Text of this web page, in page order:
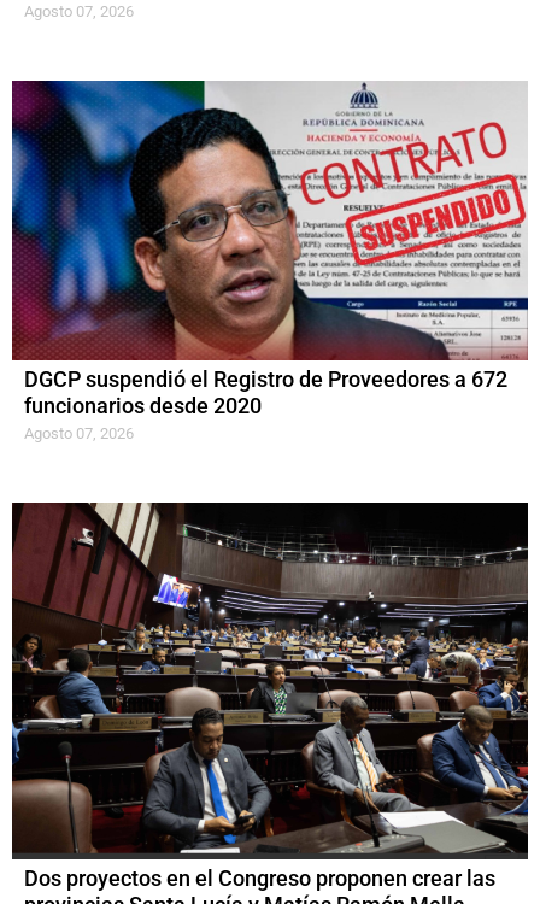
Agosto 07, 2026
DGCP suspendió el Registro de Proveedores a 672
funcionarios desde 2020
Agosto 07, 2026
Dos proyectos en el Congreso proponen crear las